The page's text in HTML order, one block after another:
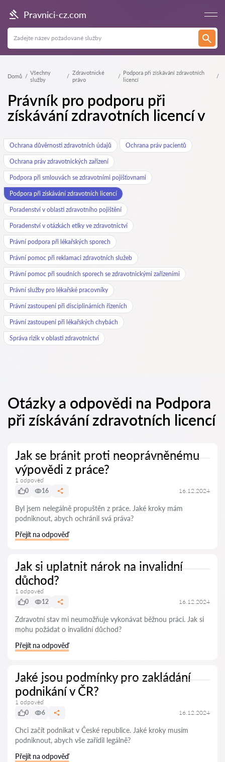
Pravnici-cz.com
Domů
Všechny
služby
Zdravotnické
právo
Podpora při získávání zdravotních
licencí
Právník pro podporu při
získávání zdravotních licencí v
Ochrana důvěrnosti zdravotních údajů Ochrana práv pacientů
Ochrana práv zdravotnických zařízení
Podpora při smlouvách se zdravotními pojišťovnami
Podpora při získávání zdravotních licencí
Poradenství v oblasti zdravotního pojištění
Poradenství v otázkách etiky ve zdravotnictví
Právní podpora při lékařských sporech
Právní pomoc při reklamaci zdravotních služeb
Právní pomoc při soudních sporech se zdravotnickými zařízeními
Právní služby pro lékařské pracovníky
Právní zastoupení při disciplinárních řízeních
Právní zastoupení při lékařských chybách
Správa rizik v oblasti zdravotnictví
Otázky a odpovědi na Podpora
při získávání zdravotních licencí
Jak se bránit proti neoprávněnému
výpovědi z práce?
1 odpověď
0
16 16.12.2024
Byl jsem nelegálně propuštěn z práce. Jaké kroky mám
podniknout, abych ochránil svá práva?
Přejít na odpověď
Jak si uplatnit nárok na invalidní
důchod?
1 odpověď
0
12 16.12.2024
Zdravotní stav mi neumožňuje vykonávat běžnou práci. Jak si
mohu požádat o invalidní důchod?
Přejít na odpověď
Jaké jsou podmínky pro zakládání
podnikání v ČR?
1 odpověď
0
6 16.12.2024
Chci začít podnikat v České republice. Jaké kroky musím
podniknout, abych vše zařídil legálně?
Přejít na odpověď